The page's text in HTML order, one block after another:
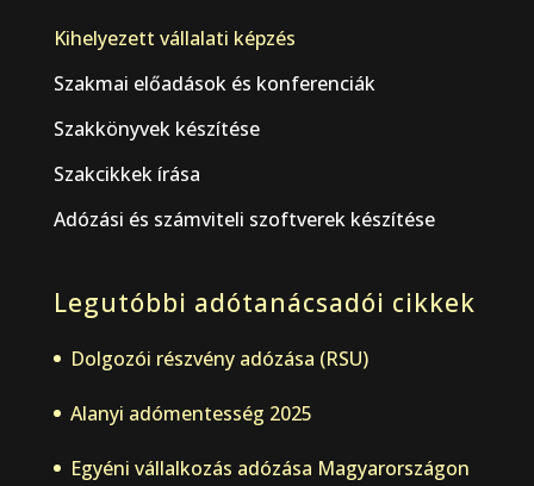
Kihelyezett vállalati képzés
Szakmai előadások és konferenciák
Szakkönyvek készítése
Szakcikkek írása
Adózási és számviteli szoftverek készítése
Legutóbbi adótanácsadói cikkek
Dolgozói részvény adózása (RSU)
Alanyi adómentesség 2025
Egyéni vállalkozás adózása Magyarországon